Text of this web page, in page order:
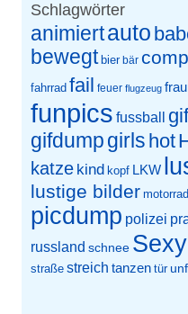
Schlagwörter
animiertauto
bewegt bier bär
fahrrad fail feuer flugzeug frau
funpics fussball gif
gifdump girls hot
katze kind kopf LKW
lustige bilder motorrad
picdump polizei
russland schnee Sexy
straße streich tanzen tür